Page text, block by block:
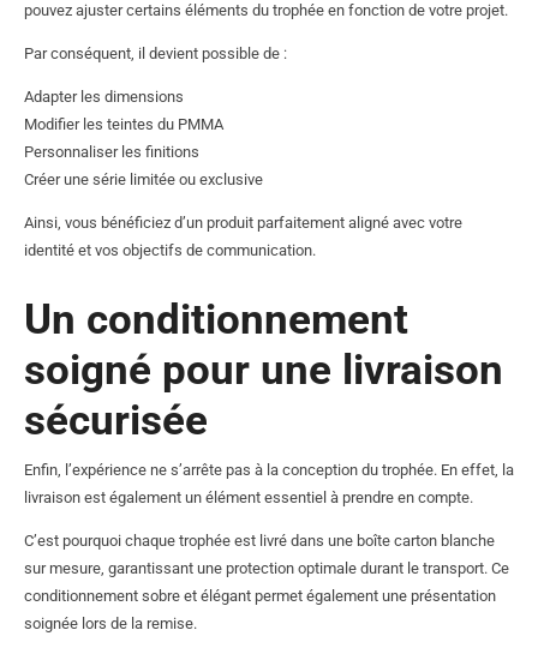
pouvez ajuster certains éléments du trophée en fonction de votre projet.
Par conséquent, il devient possible de :
Adapter les dimensions
Modifier les teintes du PMMA
Personnaliser les finitions
Créer une série limitée ou exclusive
Ainsi, vous bénéficiez d’un produit parfaitement aligné avec votre
identité et vos objectifs de communication.
Un conditionnement
soigné pour une livraison
sécurisée
Enfin, l’expérience ne s’arrête pas à la conception du trophée. En effet, la
livraison est également un élément essentiel à prendre en compte.
C’est pourquoi chaque trophée est livré dans une boîte carton blanche
sur mesure, garantissant une protection optimale durant le transport. Ce
conditionnement sobre et élégant permet également une présentation
soignée lors de la remise.